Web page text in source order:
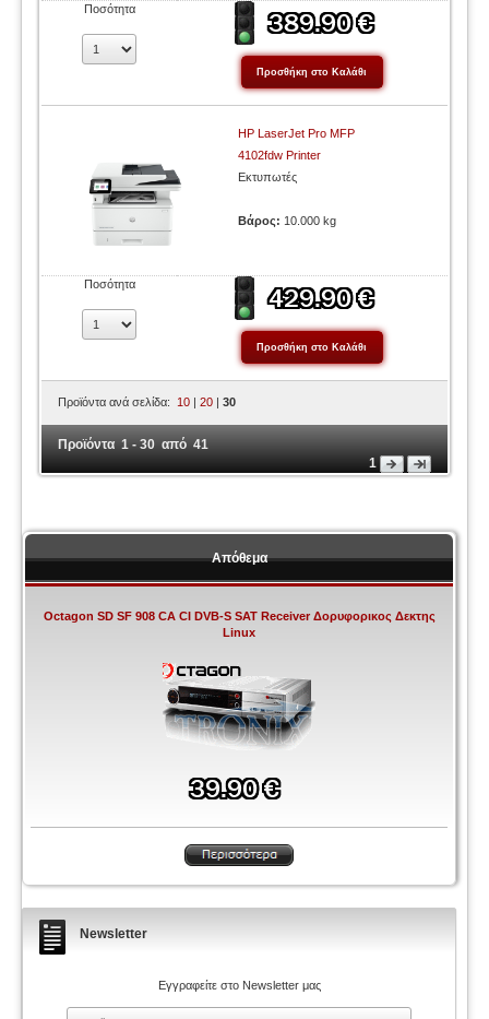
Ποσότητα
HP LaserJet Pro MFP
4102fdw Printer
Εκτυπωτές
Βάρος: 10.000 kg
Ποσότητα
Προϊόντα ανά σελίδα: 10 |20 |30
Προϊόντα 1 - 30 από 41
1
Απόθεμα
Octagon SD SF 908 CA CI DVB-S SAT Receiver Δορυφορικος Δεκτης
Linux
Newsletter
Εγγραφείτε στο Newsletter μας